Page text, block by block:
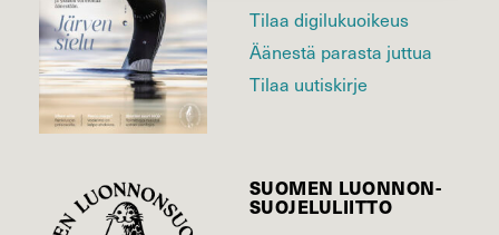
Tilaa digilukuoikeus
Äänestä parasta juttua
Tilaa uutiskirje
SUOMEN LUONNON­
SUOJELU­LIITTO